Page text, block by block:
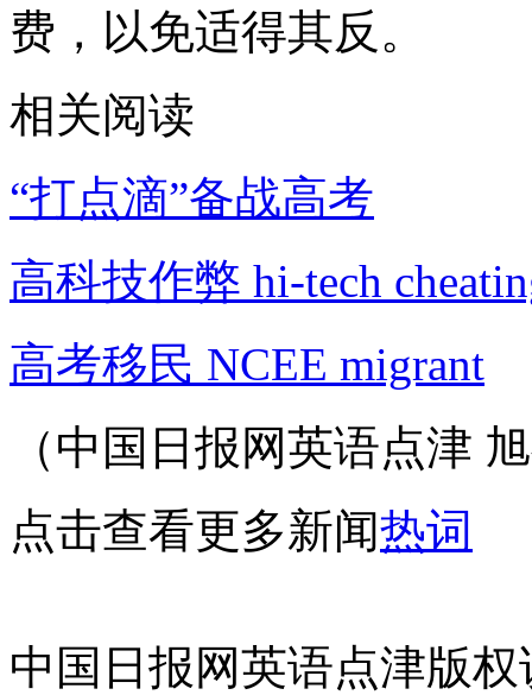
费，以免适得其反。
相关阅读
“打点滴”备战高考
高科技作弊 hi-tech
高考移民 NCEE migrant
（中国日报网英语点津
点击查看更多新闻热词
中国日报网英语点津版